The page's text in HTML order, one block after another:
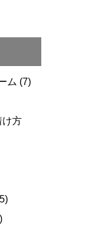
ム (7)
け方